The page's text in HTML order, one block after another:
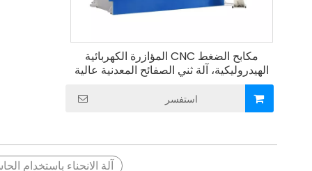
مكابح الضغط CNC المؤازرة الكهربائية
الهيدروليكية، آلة ثني الصفائح المعدنية عالية
استفسر
آلة الانحناء باستخدام